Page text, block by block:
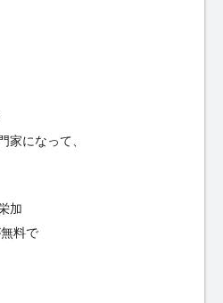
家になって、
加
料で